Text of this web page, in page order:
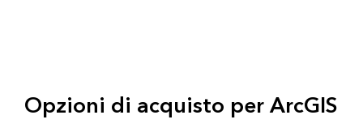
Opzioni di acquisto per ArcGIS